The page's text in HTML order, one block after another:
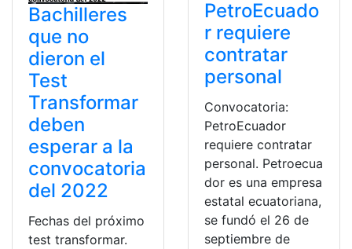
Bachilleres
que no
dieron el
Test
Transformar
deben
esperar a la
convocatoria
del 2022
Fechas del próximo
test transformar.
PetroEcuado
r requiere
contratar
personal
Convocatoria:
PetroEcuador
requiere contratar
personal. Petroecua
dor es una empresa
estatal ecuatoriana,
se fundó el 26 de
septiembre de